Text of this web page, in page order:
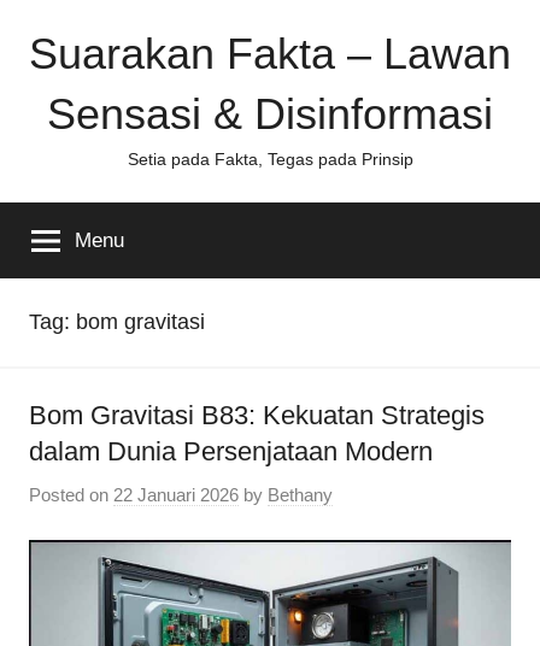
Suarakan Fakta – Lawan
Sensasi & Disinformasi
Setia pada Fakta, Tegas pada Prinsip
Menu
Tag: bom gravitasi
Bom Gravitasi B83: Kekuatan Strategis
dalam Dunia Persenjataan Modern
Posted on 22 Januari 2026 by Bethany